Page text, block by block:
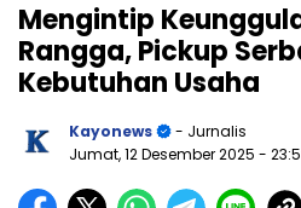
Mengintip
Rangga, Pickup
Kebutuhan Usaha
Kayonews
- Jurnalis
Jumat, 12 Desember 2025 -